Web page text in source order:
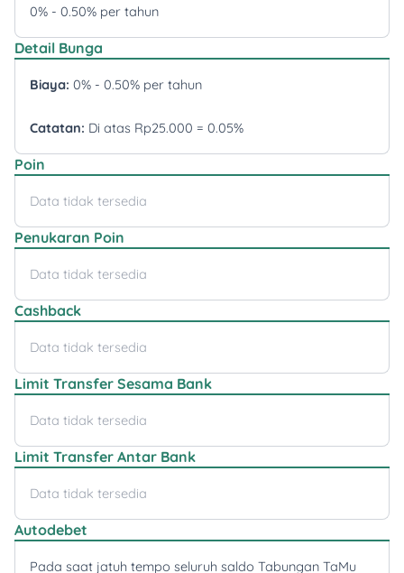
0% - 0.50% per tahun
Detail Bunga
Biaya: 0% - 0.50% per tahun
Catatan: Di atas Rp25.000 = 0.05%
Poin
Data tidak tersedia
Penukaran Poin
Data tidak tersedia
Cashback
Data tidak tersedia
Limit Transfer Sesama Bank
Data tidak tersedia
Limit Transfer Antar Bank
Data tidak tersedia
Autodebet
Pada saat jatuh tempo seluruh saldo Tabungan TaMu